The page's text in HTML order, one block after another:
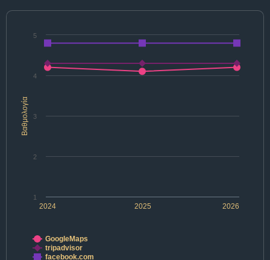
Βαθμολογία
2024 2025 2026
1
2
3
4
5
GoogleMaps
tripadvisor
facebook.com